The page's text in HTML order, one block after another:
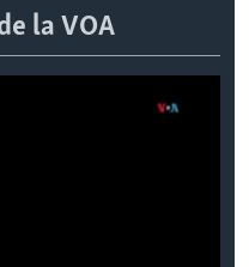
la VOA